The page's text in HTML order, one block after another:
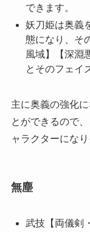
できます。
妖刀姫は奥義
態になり、そ
風域】【深淵
とそのフェイ
主に奥義の強化
とができるので
ャラクターになり
無塵
武技【両儀剣